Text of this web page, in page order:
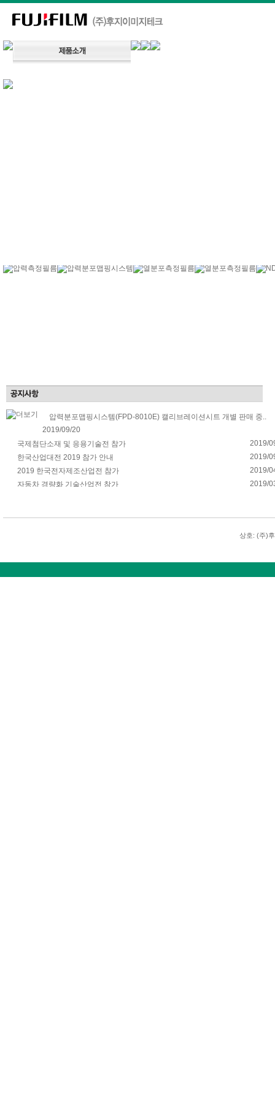
압력분포맵핑시스템(FPD-8010E) 캘리브레이션시트 개별 판매 중..
2019/09/20
국제첨단소재 및 응용기술전 참가
2019/
한국산업대전 2019 참가 안내
2019/
2019 한국전자제조산업전 참가
2019/
자동차 경량화 기술산업전 참가
2019/
상호: (주)